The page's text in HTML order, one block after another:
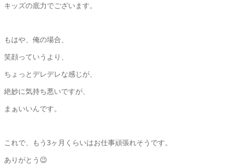
キッズの底力でございます。
もはや、俺の場合、
笑顔っていうより、
ちょっとデレデレな感じが、
絶妙に気持ち悪いですが、
まぁいいんです。
これで、もう3ヶ月くらいはお仕事頑張れそうです。
ありがとう😉